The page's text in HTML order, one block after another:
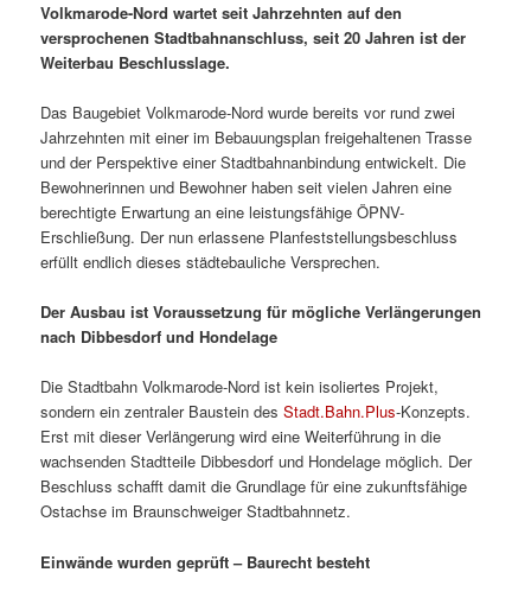
Volkmarode-Nord wartet seit Jahrzehnten auf den
versprochenen Stadtbahnanschluss, seit 20 Jahren ist der
Weiterbau Beschlusslage.
Das Baugebiet Volkmarode-Nord wurde bereits vor rund zwei
Jahrzehnten mit einer im Bebauungsplan freigehaltenen Trasse
und der Perspektive einer Stadtbahnanbindung entwickelt. Die
Bewohnerinnen und Bewohner haben seit vielen Jahren eine
berechtigte Erwartung an eine leistungsfähige ÖPNV-
Erschließung. Der nun erlassene Planfeststellungsbeschluss
erfüllt endlich dieses städtebauliche Versprechen.
Der Ausbau ist Voraussetzung für mögliche Verlängerungen
nach Dibbesdorf und Hondelage
Die Stadtbahn Volkmarode-Nord ist kein isoliertes Projekt,
sondern ein zentraler Baustein desStadt.Bahn.Plus-Konzepts.
Erst mit dieser Verlängerung wird eine Weiterführung in die
wachsenden Stadtteile Dibbesdorf und Hondelage möglich. Der
Beschluss schafft damit die Grundlage für eine zukunftsfähige
Ostachse im Braunschweiger Stadtbahnnetz.
Einwände wurden geprüft – Baurecht besteht